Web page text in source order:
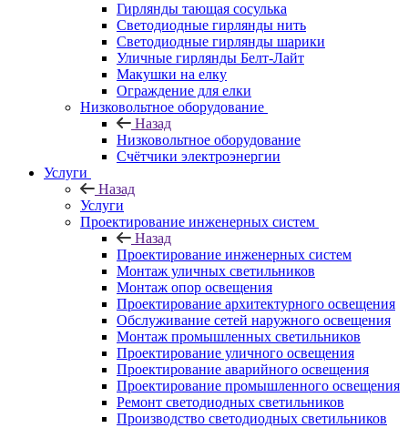
Гирлянды тающая сосулька
Светодиодные гирлянды нить
Светодиодные гирлянды шарики
Уличные гирлянды Белт-Лайт
Макушки на елку
Ограждение для елки
Низковольтное оборудование
Назад
Низковольтное оборудование
Счётчики электроэнергии
Услуги
Назад
Услуги
Проектирование инженерных систем
Назад
Проектирование инженерных систем
Монтаж уличных светильников
Монтаж опор освещения
Проектирование архитектурного освещения
Обслуживание сетей наружного освещения
Монтаж промышленных светильников
Проектирование уличного освещения
Проектирование аварийного освещения
Проектирование промышленного освещения
Ремонт светодиодных светильников
Производство светодиодных светильников